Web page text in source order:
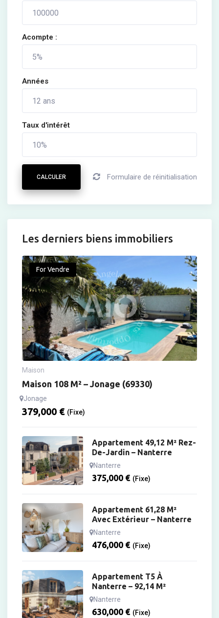
Acompte :
Années
Taux d'intérêt
CALCULER Formulaire de réinitialisation
Les derniers biens immobiliers
For Vendre
Maison
Maison 108 M² – Jonage (69330)
Jonage
379,000 € (Fixe)
Appartement 49,12 M² Rez-
De-Jardin – Nanterre
Nanterre
375,000 € (Fixe)
Appartement 61,28 M²
Avec Extérieur – Nanterre
Nanterre
476,000 € (Fixe)
Appartement T5 À
Nanterre – 92,14 M²
Nanterre
630,000 € (Fixe)